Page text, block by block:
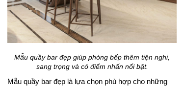
Mẫu quầy bar đẹp giúp phòng bếp thêm tiện nghi,
sang trọng và có điểm nhấn nổi bật.
Mẫu quầy bar đẹp là lựa chọn phù hợp cho những